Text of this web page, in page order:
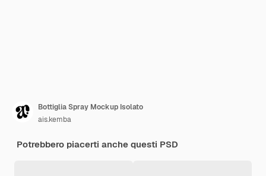
Bottiglia Spray Mockup Isolato
ais.kemba
Potrebbero piacerti anche questi PSD